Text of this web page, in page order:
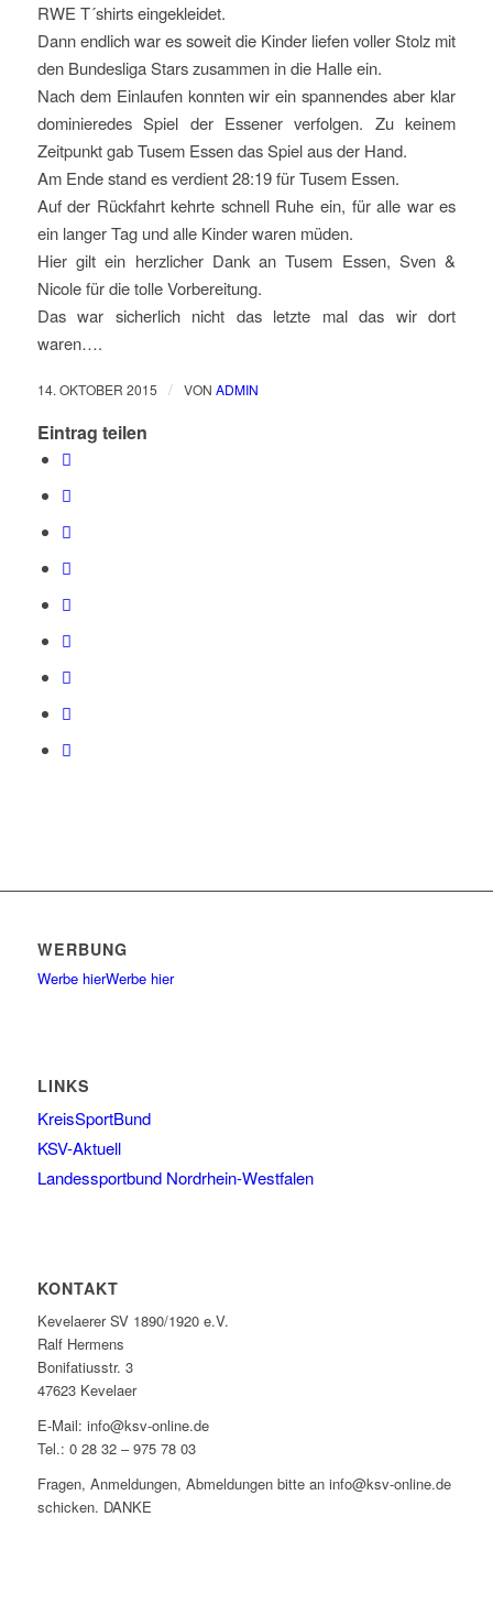
RWE T´shirts eingekleidet.
Dann endlich war es soweit die Kinder liefen voller Stolz mit
den Bundesliga Stars zusammen in die Halle ein.
Nach dem Einlaufen konnten wir ein spannendes aber klar
dominieredes Spiel der Essener verfolgen. Zu keinem
Zeitpunkt gab Tusem Essen das Spiel aus der Hand.
Am Ende stand es verdient 28:19 für Tusem Essen.
Auf der Rückfahrt kehrte schnell Ruhe ein, für alle war es
ein langer Tag und alle Kinder waren müden.
Hier gilt ein herzlicher Dank an Tusem Essen, Sven &
Nicole für die tolle Vorbereitung.
Das war sicherlich nicht das letzte mal das wir dort
waren….
14. OKTOBER 2015 / VON ADMIN
Eintrag teilen
WERBUNG
Werbe hierWerbe hier
LINKS
KreisSportBund
KSV-Aktuell
Landessportbund Nordrhein-Westfalen
KONTAKT
Kevelaerer SV 1890/1920 e.V.
Ralf Hermens
Bonifatiusstr. 3
47623 Kevelaer
E-Mail: info@ksv-online.de
Tel.: 0 28 32 – 975 78 03
Fragen, Anmeldungen, Abmeldungen bitte an info@ksv-online.de
schicken. DANKE